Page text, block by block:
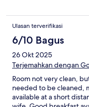
Ulasan terverifikasi
6/10 Bagus
26 Okt 2025
Terjemahkan dengan
Room not very clean,
needed to be cleaned,
available at a short